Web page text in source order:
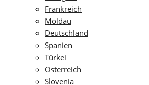
Frankreich
Moldau
Deutschland
Spanien
Türkei
Österreich
Slovenia